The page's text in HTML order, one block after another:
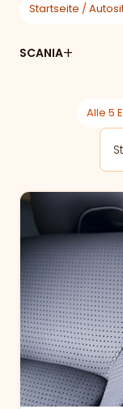
Startseite /
SCANIA
Alle 5